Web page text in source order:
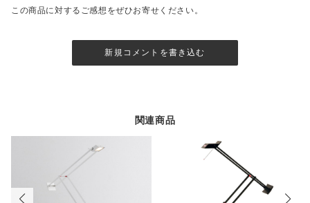
この商品に対するご感想をぜひお寄せください。
新規コメントを書き込む
関連商品